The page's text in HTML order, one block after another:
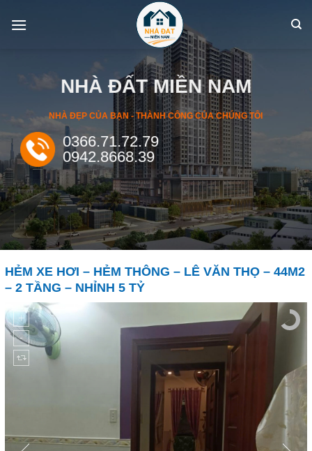
NHÀ ĐẤT MIỀN NAM
NHÀ ĐẸP CỦA BẠN - THÀNH CÔNG CỦA CHÚNG TÔI
0366.71.72.79
0942.8668.39
HẺM XE HƠI – HẺM THÔNG – LÊ VĂN THỌ – 44M2
– 2 TẦNG – NHỈNH 5 TỶ